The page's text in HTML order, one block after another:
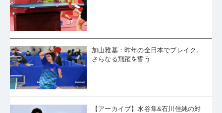
加山雅基：昨年の全日本でブレイク。
さらなる飛躍を誓う
【アーカイブ】水谷隼&石川佳純の対